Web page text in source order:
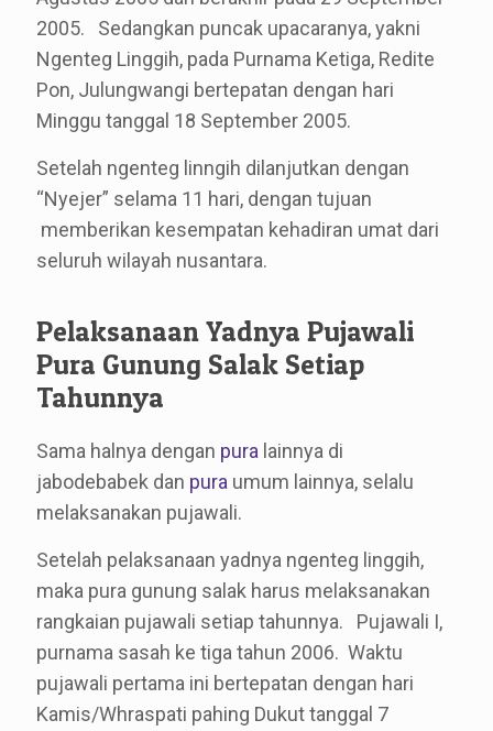
2005. Sedangkan puncak upacaranya, yakni
Ngenteg Linggih, pada Purnama Ketiga, Redite
Pon, Julungwangi bertepatan dengan hari
Minggu tanggal 18 September 2005.
Setelah ngenteg linngih dilanjutkan dengan
“Nyejer” selama 11 hari, dengan tujuan
memberikan kesempatan kehadiran umat dari
seluruh wilayah nusantara.
Pelaksanaan Yadnya Pujawali
Pura Gunung Salak Setiap
Tahunnya
Sama halnya dengan pura lainnya di
jabodebabek dan pura umum lainnya, selalu
melaksanakan pujawali.
Setelah pelaksanaan yadnya ngenteg linggih,
maka pura gunung salak harus melaksanakan
rangkaian pujawali setiap tahunnya. Pujawali I,
purnama sasah ke tiga tahun 2006. Waktu
pujawali pertama ini bertepatan dengan hari
Kamis/Whraspati pahing Dukut tanggal 7